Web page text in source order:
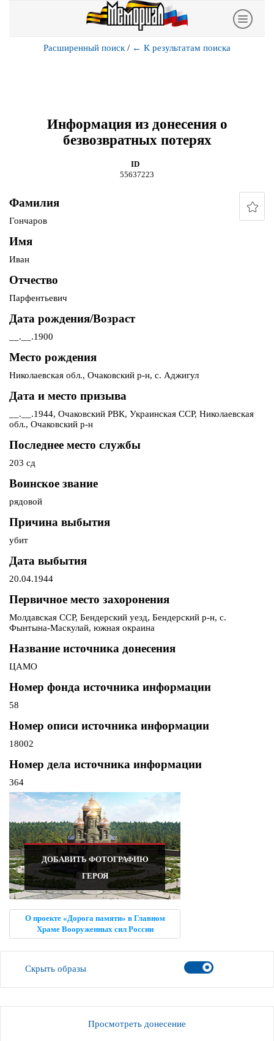
Расширенный поиск / ← К результатам поиска
Информация из донесения о
безвозвратных потерях
ID
55637223
Фамилия
Гончаров
Имя
Иван
Отчество
Парфентьевич
Дата рождения/Возраст
__.__.1900
Место рождения
Николаевская обл., Очаковский р-н, с. Аджигул
Дата и место призыва
__.__.1944, Очаковский РВК, Украинская ССР, Николаевская
обл., Очаковский р-н
Последнее место службы
203 сд
Воинское звание
рядовой
Причина выбытия
убит
Дата выбытия
20.04.1944
Первичное место захоронения
Молдавская ССР, Бендерский уезд, Бендерский р-н, с.
Фынтына-Маскулай, южная окраина
Название источника донесения
ЦАМО
Номер фонда источника информации
58
Номер описи источника информации
18002
Номер дела источника информации
364
ДОБАВИТЬ ФОТОГРАФИЮ
ГЕРОЯ
О проекте «Дорога памяти» в Главном
Храме Вооруженных сил России
Скрыть образы
Просмотреть донесение